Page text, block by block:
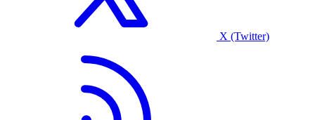
X (Twitter)